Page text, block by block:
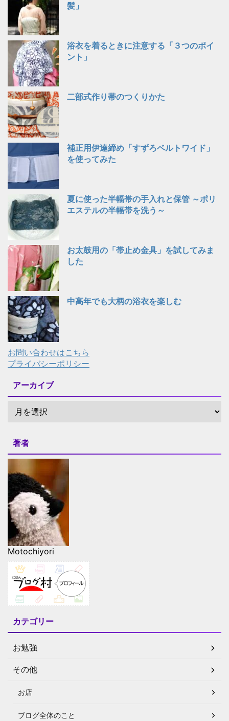
髪」
浴衣を着るときに注意する「３つのポイ
ント」
二部式作り帯のつくりかた
補正用伊達締め「すずろベルトワイド」
を使ってみた
夏に使った半幅帯の手入れと保管 ～ポリ
エステルの半幅帯を洗う～
お太鼓用の「帯止め金具」を試してみま
した
中高年でも大柄の浴衣を楽しむ
お問い合わせはこちら
プライバシーポリシー
アーカイブ
著者
Motochiyori
カテゴリー
お勉強
その他
お店
ブログ全体のこと